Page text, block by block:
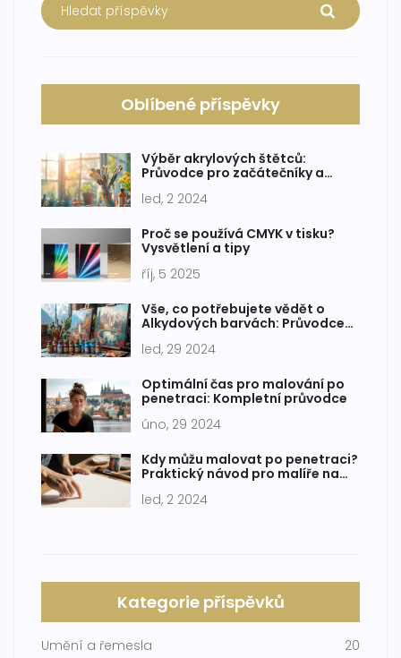
Oblíbené příspěvky
Výběr akrylových štětců:
Průvodce pro začátečníky a
led, 2 2024
Proč se používá CMYK v tisku?
Vysvětlení a tipy
říj, 5 2025
Vše, co potřebujete vědět o
Alkydových barvách: Průvodce
led, 29 2024
Optimální čas pro malování po
penetraci: Kompletní průvodce
úno, 29 2024
Kdy můžu malovat po penetraci?
Praktický návod pro malíře na
led, 2 2024
Kategorie příspěvků
Umění a řemesla 20